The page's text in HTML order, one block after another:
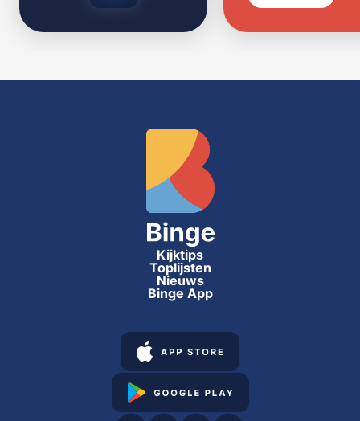
Kijktips
Toplijsten
Nieuws
Binge App